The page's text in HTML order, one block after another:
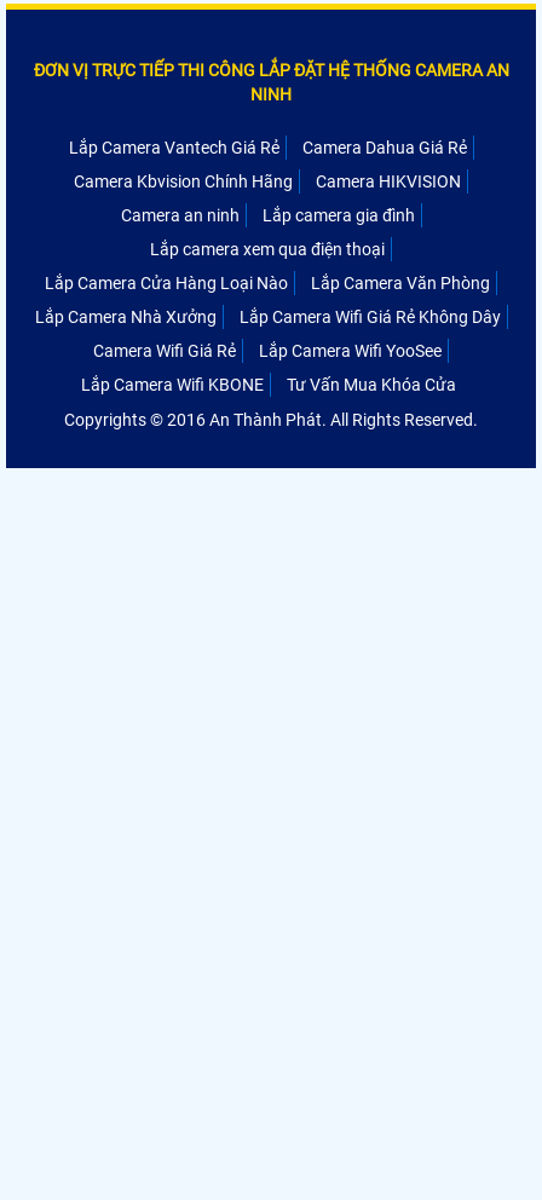
ĐƠN VỊ TRỰC TIẾP THI CÔNG LẮP ĐẶT HỆ THỐNG CAMERA AN
NINH
Lắp Camera Vantech Giá Rẻ
Camera Dahua Giá Rẻ
Camera Kbvision Chính Hãng
Camera HIKVISION
Camera an ninh
Lắp camera gia đình
Lắp camera xem qua điện thoại
Lắp Camera Cửa Hàng Loại Nào
Lắp Camera Văn Phòng
Lắp Camera Nhà Xưởng
Lắp Camera Wifi Giá Rẻ Không Dây
Camera Wifi Giá Rẻ
Lắp Camera Wifi YooSee
Lắp Camera Wifi KBONE
Tư Vấn Mua Khóa Cửa
Copyrights © 2016 An Thành Phát. All Rights Reserved.